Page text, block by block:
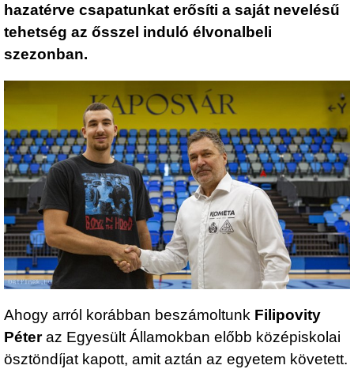
hazatérve csapatunkat erősíti a saját nevelésű
tehetség az ősszel induló élvonalbeli
szezonban.
Ahogy arról korábban beszámoltunk Filipovity
Péter az Egyesült Államokban előbb középiskolai
ösztöndíjat kapott, amit aztán az egyetem követett.